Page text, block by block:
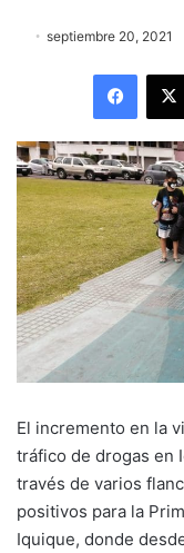
septiembre 20, 2021
El incremento en la
tráfico de drogas en
través de varios
positivos para la
Iquique, donde